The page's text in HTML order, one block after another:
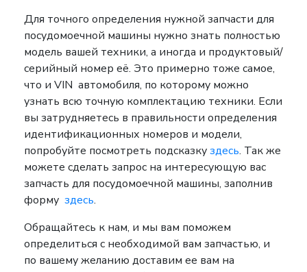
Для точного определения нужной запчасти для
посудомоечной машины нужно знать полностью
модель вашей техники, а иногда и продуктовый/
серийный номер её. Это примерно тоже самое,
что и VIN автомобиля, по которому можно
узнать всю точную комплектацию техники. Если
вы затрудняетесь в правильности определения
идентификационных номеров и модели,
попробуйте посмотреть подсказкуздесь. Так же
можете сделать запрос на интересующую вас
запчасть для посудомоечной машины, заполнив
форму здесь.
Обращайтесь к нам, и мы вам поможем
определиться с необходимой вам запчастью, и
по вашему желанию доставим ее вам на